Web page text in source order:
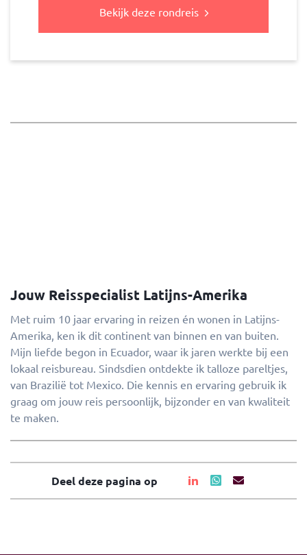
Bekijk deze rondreis
Jouw Reisspecialist Latijns-Amerika
Met ruim 10 jaar ervaring in reizen én wonen in Latijns-
Amerika, ken ik dit continent van binnen en van buiten.
Mijn liefde begon in Ecuador, waar ik jaren werkte bij een
lokaal reisbureau. Sindsdien ontdekte ik talloze pareltjes,
van Brazilië tot Mexico. Die kennis en ervaring gebruik ik
graag om jouw reis persoonlijk, bijzonder en van kwaliteit
te maken.
Deel deze pagina op